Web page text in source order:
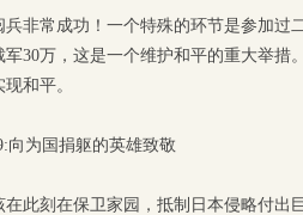
兵非常成功！一个特殊的环节是参加过
军30万，这是一个维护和平的重大举
和平。
向为国捐躯的英雄致敬
在此刻在保卫家园，抵制日本侵略付